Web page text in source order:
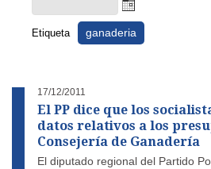
Etiqueta ganaderia
17/12/2011
El PP dice que los
datos relativos a los
Consejería de Ganadería
El diputado regional del Partido